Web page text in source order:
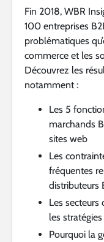
Fin 2018, WBR
100 entreprises
problématiques
commerce et les
Découvrez les
notamment :
Les 5
marchands
sites web
Les
fréquentes
distributeurs
Les secteurs
les
Pourquoi la